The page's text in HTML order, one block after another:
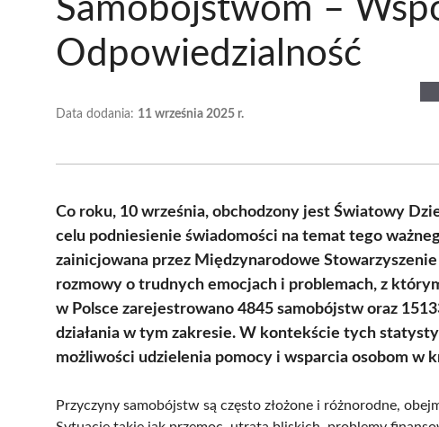
Samobójstwom –
Odpowiedzialność
Data dodania: 11 września 2025 r.
Co roku, 10 września, obchodzony jest Światowy
celu podniesienie świadomości na temat tego
zainicjowana przez Międzynarodowe
rozmowy o trudnych emocjach i problemach, z
w Polsce zarejestrowano 4845 samobójstw oraz
działania w tym zakresie. W kontekście tych
możliwości udzielenia pomocy i wsparcia osobom w
Przyczyny samobójstw są często złożone i różnorodne,